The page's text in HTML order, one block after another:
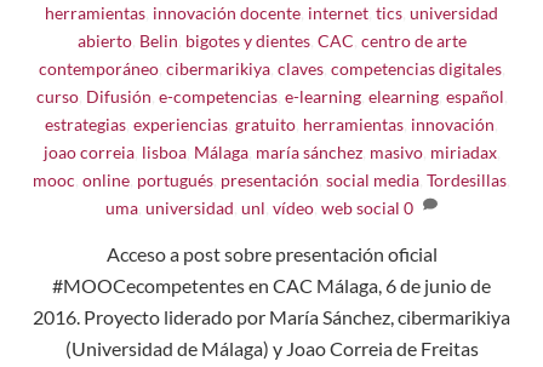
herramientas innovación docente internet tics universidad
abierto, Belin bigotes y dientes, CAC centro de arte
contemporáneo, cibermarikiya, claves, competencias digitales,
curso, Difusión e-competencias, e-learning, elearning, español
estrategias experiencias gratuito herramientas innovación
joao correia, lisboa, Málaga, maría sánchez, masivo, miriadax,
mooc online portugués presentación social media Tordesillas
uma ,universidad ,unl ,vídeo ,web social 0
Acceso a post sobre presentación oficial
#MOOCecompetentes en CAC Málaga, 6 de junio de
2016. Proyecto liderado por María Sánchez, cibermarikiya
(Universidad de Málaga) y Joao Correia de Freitas